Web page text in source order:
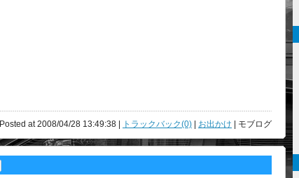
Posted at 2008/04/28 13:49:38 | トラックバック(0) お出かけ | モブログ